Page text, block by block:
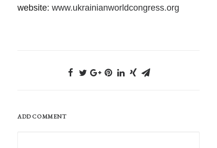
website: www.ukrainianworldcongress.org
ADD COMMENT